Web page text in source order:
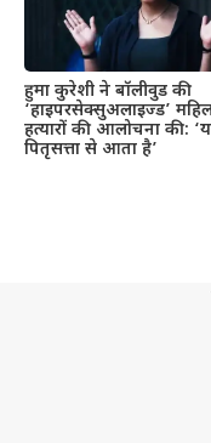
हुमा कुरेशी ने बॉलीवुड की
‘हाइपरसेक्सुअलाइज्ड’
हत्यारों की आलोचना की:
पितृसत्ता से आता है’